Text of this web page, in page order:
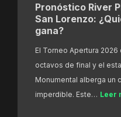
Pronóstico River
San Lorenzo:
gana?
El Torneo Apertura 2026
octavos de final y el
Monumental alberga un
imperdible. Este… Leer